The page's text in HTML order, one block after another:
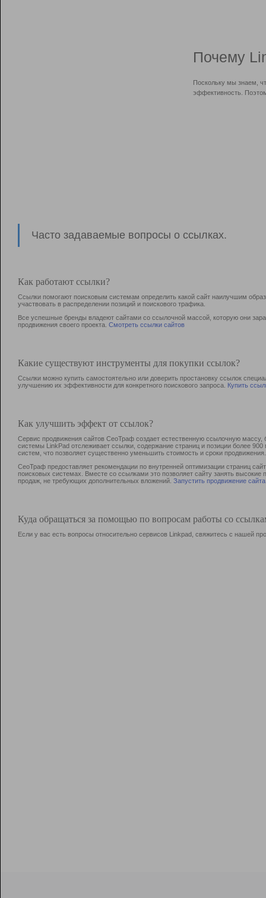
Почему
Поскольку мы знаем,
эффективность.
Часто задаваемые вопросы о ссылках.
Как работают ссылки?
Ссылки помогают поисковым системам определить какой сайт наилучшим
участвовать в раcпределении позиций и поискового трафика.
Все успешные бренды владеют сайтами со ссылочной массой, которую они
продвижения своего проекта. Смотреть ссылки сайтов
Какие существуют инструменты для покупки ссылок?
Ссылки можно купить самостоятельно или доверить простановку ссылок
улучшению их эффективности для конкретного поискового запроса. Купить
Как улучшить эффект от ссылок?
Сервис продвижения сайтов СеоТраф создает естественную ссылочную
системы LinkPad отслеживает ссылки, содержание страниц и позиции более
систем, что позволяет существенно уменьшить стоимость и сроки продвижения.
СеоТраф предоставляет рекомендации по внутренней оптимизации страниц
поисковых системах. Вместе со ссылками это позволяет сайту занять
продаж, не требующих дополнительных вложений. Запустить продвижение сайта
Куда обращаться за помощью по вопросам работы со
Если у вас есть вопросы относительно сервисов Linkpad, свяжитесь с нашей